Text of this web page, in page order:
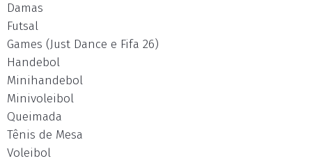
Damas
Futsal
Games (Just Dance e Fifa 26)
Handebol
Minihandebol
Minivoleibol
Queimada
Tênis de Mesa
Voleibol